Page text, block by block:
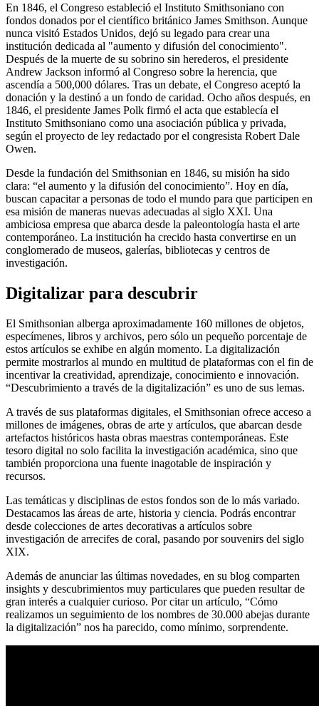
En 1846, el Congreso estableció el Instituto Smithsoniano con
fondos donados por el científico británico James Smithson. Aunque
nunca visitó Estados Unidos, dejó su legado para crear una
institución dedicada al "aumento y difusión del conocimiento".
Después de la muerte de su sobrino sin herederos, el presidente
Andrew Jackson informó al Congreso sobre la herencia, que
ascendía a 500,000 dólares. Tras un debate, el Congreso aceptó la
donación y la destinó a un fondo de caridad. Ocho años después, en
1846, el presidente James Polk firmó el acta que establecía el
Instituto Smithsoniano como una asociación pública y privada,
según el proyecto de ley redactado por el congresista Robert Dale
Owen.
Desde la fundación del Smithsonian en 1846, su misión ha sido
clara: “el aumento y la difusión del conocimiento”. Hoy en día,
buscan capacitar a personas de todo el mundo para que participen en
esa misión de maneras nuevas adecuadas al siglo XXI. Una
ambiciosa empresa que abarca desde la paleontología hasta el arte
contemporáneo. La institución ha crecido hasta convertirse en un
conglomerado de museos, galerías, bibliotecas y centros de
investigación.
Digitalizar para descubrir
El Smithsonian alberga aproximadamente 160 millones de objetos,
especímenes, libros y archivos, pero sólo un pequeño porcentaje de
estos artículos se exhibe en algún momento. La digitalización
permite mostrarlos al mundo en multitud de plataformas con el fin de
incentivar la creatividad, aprendizaje, conocimiento e innovación.
“Descubrimiento a través de la digitalización” es uno de sus lemas.
A través de sus plataformas digitales, el Smithsonian ofrece acceso a
millones de imágenes, obras de arte y artículos, que abarcan desde
artefactos históricos hasta obras maestras contemporáneas. Este
tesoro digital no solo facilita la investigación académica, sino que
también proporciona una fuente inagotable de inspiración y
recursos.
Las temáticas y disciplinas de estos fondos son de lo más variado.
Destacamos las áreas de arte, historia y ciencia. Podrás encontrar
desde colecciones de artes decorativas a artículos sobre
investigación de arrecifes de coral, pasando por souvenirs del siglo
XIX.
Además de anunciar las últimas novedades, en su blog comparten
insights y descubrimientos muy particulares que pueden resultar de
gran interés a cualquier curioso. Por citar un artículo, “Cómo
realizamos un seguimiento de los nombres de 30.000 abejas durante
la digitalización” nos ha parecido, como mínimo, sorprendente.